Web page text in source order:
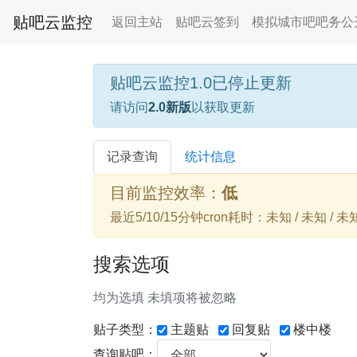
贴吧云监控 返回主站 贴吧云签到 模拟城市吧吧务公
贴吧云监控1.0已停止更新
请访问2.0新版 以获取更新
记录查询 统计信息
目前监控效率： 低
最近5/10/15分钟cron耗时：未知 / 未知 / 未
搜索选项
均为选填 未填项将被忽略
贴子类型： 主题贴 回复贴
楼中楼
查询贴吧：